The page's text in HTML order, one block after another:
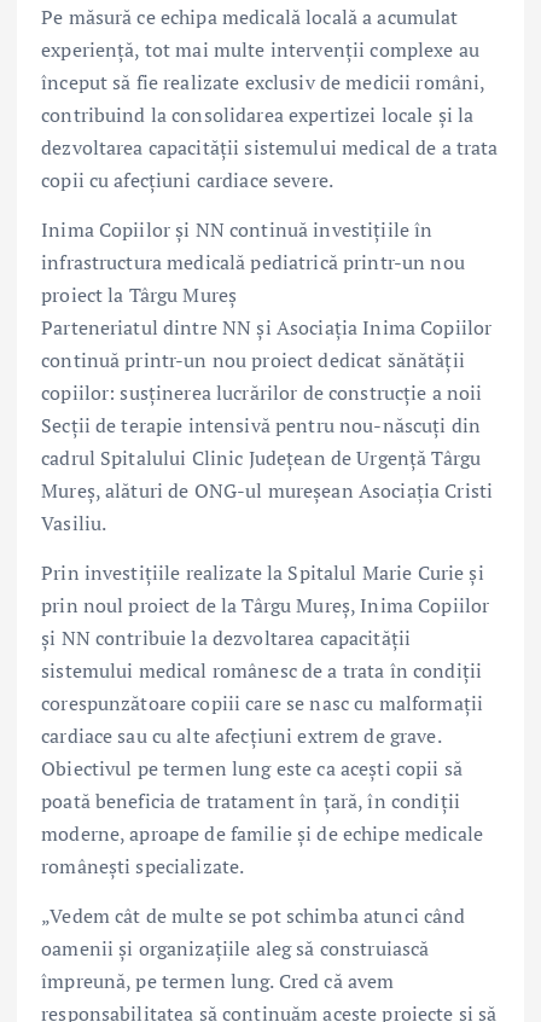
Pe măsură ce echipa medicală locală a acumulat
experiență, tot mai multe intervenții complexe au
început să fie realizate exclusiv de medicii români,
contribuind la consolidarea expertizei locale și la
dezvoltarea capacității sistemului medical de a trata
copii cu afecțiuni cardiace severe.
Inima Copiilor și NN continuă investițiile în
infrastructura medicală pediatrică printr-un nou
proiect la Târgu Mureș
Parteneriatul dintre NN și Asociația Inima Copiilor
continuă printr-un nou proiect dedicat sănătății
copiilor: susținerea lucrărilor de construcție a noii
Secții de terapie intensivă pentru nou-născuți din
cadrul Spitalului Clinic Județean de Urgență Târgu
Mureș, alături de ONG-ul mureșean Asociația Cristi
Vasiliu.
Prin investițiile realizate la Spitalul Marie Curie și
prin noul proiect de la Târgu Mureș, Inima Copiilor
și NN contribuie la dezvoltarea capacității
sistemului medical românesc de a trata în condiții
corespunzătoare copiii care se nasc cu malformații
cardiace sau cu alte afecțiuni extrem de grave.
Obiectivul pe termen lung este ca acești copii să
poată beneficia de tratament în țară, în condiții
moderne, aproape de familie și de echipe medicale
românești specializate.
„Vedem cât de multe se pot schimba atunci când
oamenii și organizațiile aleg să construiască
împreună, pe termen lung. Cred că avem
responsabilitatea să continuăm aceste proiecte și să